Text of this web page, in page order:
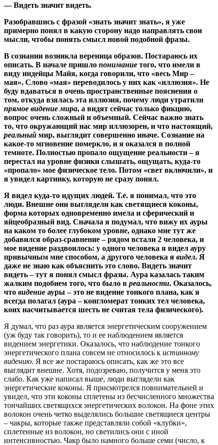
— Видеть значит видеть.
Разобравшись с фразой «знать значит знать», я уже
примерно понял в какую сторону надо направлять свои
мысли, чтобы понять смысл новой подобной фразы.
В сознании возникла вереница образов. Постараюсь их
описать. В начале пришло понимание того, что имели в
виду индейцы Майя, когда говорили, что «весь Мир –
мая». Слово «мая» переводилось у них как «иллюзия». Не
буду вдаваться в очень пространственные пояснения о
том, откуда взялась эта иллюзия, почему люди утратили
прямое видение мира, а видят сейчас только фикцию,
вопрос очень сложный и объемный. Сейчас важно знать
то, что окружающий нас мир иллюзорен, и что настоящий,
реальный мир, выглядит совершенно иначе. Сознание на
какое-то мгновение померкло, и я оказался в полной
темноте. Полностью пропало ощущение реальности – я
перестал на уровне физики слышать, ощущать, куда-то
«пропало» мое физическое тело. Потом «свет включили», и
я увидел картинку, которую не сразу понял.
Я видел куда-то идущих людей. Т.е. я понимал, что это
люди. Внешне они выглядели как светящиеся коконы,
форма которых одновременно имела и сферический и
яйцеобразный вид. Сначала я подумал, что вижу их ауры
на каком то более глубоком уровне, однако мне тут же
добавился образ-сравнение – рядом встали 2 человека, и
мое видение раздвоилось: у одного человека я видел ауру
привычным мне способом, а другого человека я видел. Я
даже не знаю как объяснить это слово. Видеть значит
видеть – тут я понял смысл фразы. Аура казалась таким
жалким подобием того, что было в реальности. Оказалось,
что видение ауры – это не видение тонкого плана, как я
всегда полагал (аура – конгломерат тонких тел человека,
коих насчитывается шесть не считая тела физического).
Я думал, что раз аура является энергетическим сооружением
(уж буду так говорить), то и ее наблюдением является
видением энергетики. Оказалось, что наблюдение тонкого
энергетического плана совсем не относилось к истинному
видению. Я все же постараюсь описать, как же это все
выглядит внешне. Хотя, подозреваю, получится у меня это
слабо. Как уже написал выше, люди выглядели как
энергетические коконы. Я присмотрелся повнимательней и
увидел, что эти коконы сплетены из бесчисленного множества
тончайших светящихся энергетических волокон. На фоне этих
волокон очень четко выделялись большие светящиеся центры
– чакры, которые также представляли собой «клубки»,
сплетенные из волокон, но светились они с иной
интенсивностью. Чакр было намного больше семи (число, к